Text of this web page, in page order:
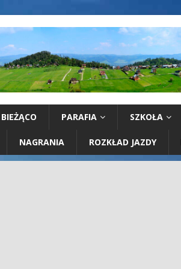
PARAFIA SZKOŁA
NAGRANIA ROZKŁAD JAZDY